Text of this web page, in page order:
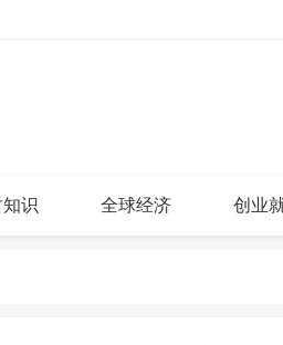
识 全球经济 创业